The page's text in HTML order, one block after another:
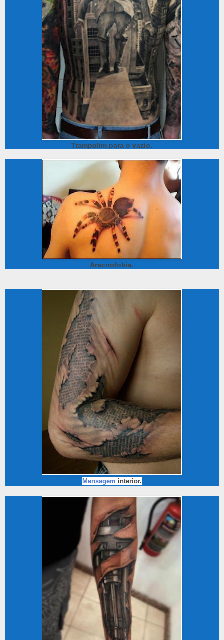
Trampolim para o vazio.
Aracnofobia.
Mensagem interior.